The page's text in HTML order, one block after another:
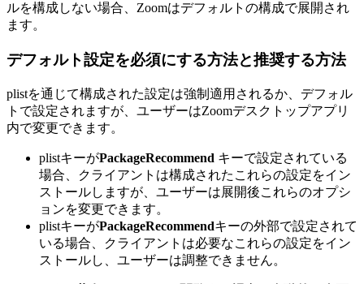
ルを構成しない場合、Zoomはデフォルトの構成で展開され
ます。
デフォルト設定を必須にする方法と推奨する方法
plistを通じて構成された設定は強制適用されるか、デフォル
トで設定されますが、ユーザーはZoomデスクトップアプリ
内で変更できます。
plistキーがPackageRecommend キーで設定されている
場合、クライアントは構成されたこれらの設定をイン
ストールしますが、ユーザーは展開後これらのオプシ
ョンを変更できます。
plistキーがPackageRecommendキーの外部で設定されて
いる場合、クライアントは必要なこれらの設定をイン
ストールし、ユーザーは調整できません。